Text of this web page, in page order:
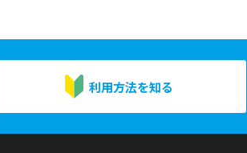
利用方法を知る